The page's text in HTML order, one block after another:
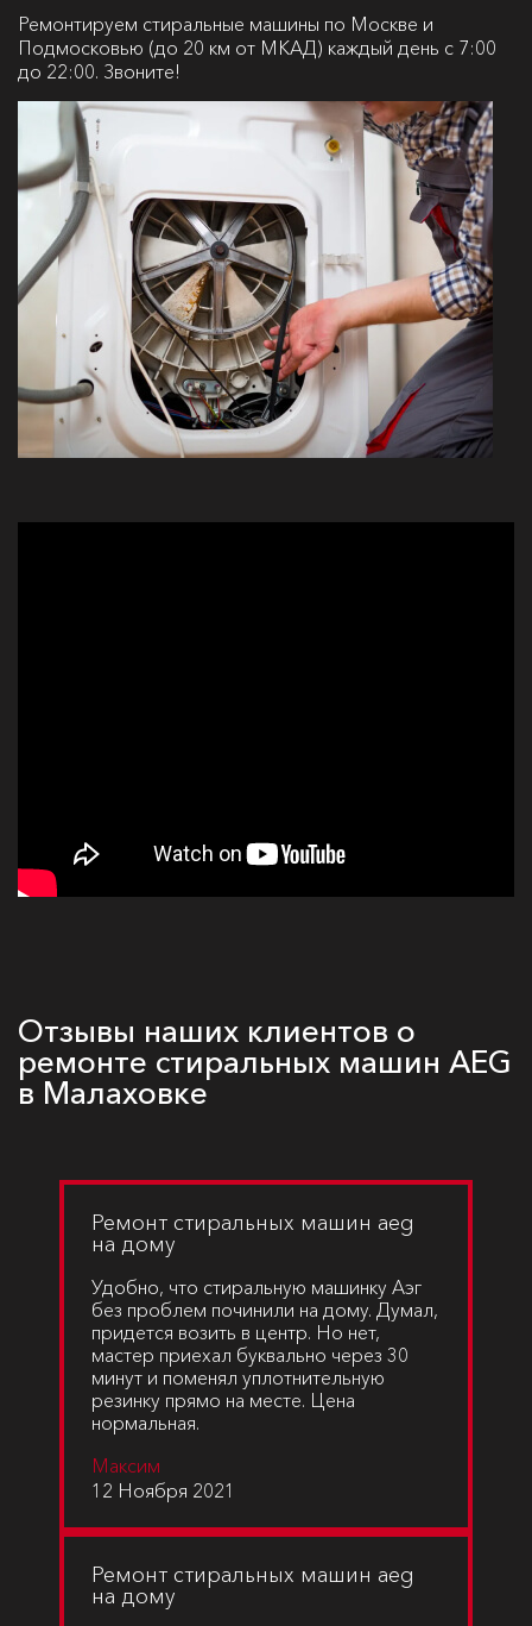
Ремонтируем стиральные машины по Москве и
Подмосковью (до 20 км от МКАД) каждый день с 7:00
до 22:00. Звоните!
Отзывы наших клиентов о
ремонте стиральных машин AEG
в Малаховке
Ремонт стиральных машин aeg
на дому
Удобно, что стиральную машинку Аэг
без проблем починили на дому. Думал,
придется возить в центр. Но нет,
мастер приехал буквально через 30
минут и поменял уплотнительную
резинку прямо на месте. Цена
нормальная.
Максим
12 Ноября 2021
Ремонт стиральных машин aeg
на дому